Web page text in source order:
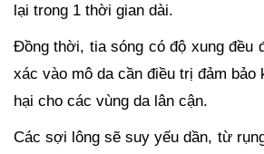
lại trong 1 thời gian dài.
Đồng thời, tia sóng có độ xung đều
xác vào mô da cần điều trị đảm bảo
hại cho các vùng da lân cận.
Các sợi lông sẽ suy yếu dần, từ